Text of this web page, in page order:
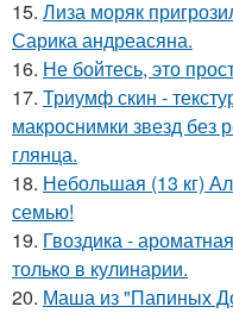
15. Лиза моряк
Сарика андреасяна.
16. Не бойтесь, это
17. Триумф скин -
макроснимки звезд
глянца.
18. Небольшая (13 кг)
семью!
19. Гвоздика -
только в кулинарии.
20. Маша из "Папиных